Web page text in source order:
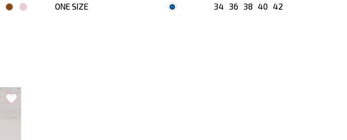
ONE SIZE 34 36 38 40 42